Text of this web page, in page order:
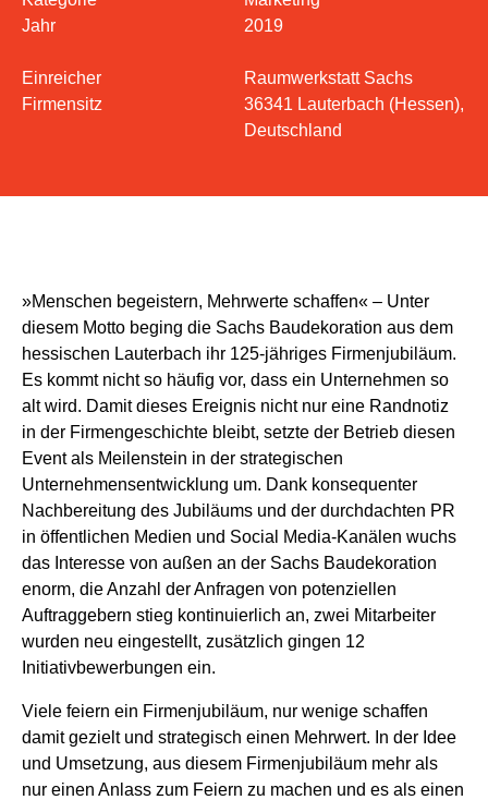
Jahr
2019
Einreicher
Raumwerkstatt Sachs
Firmensitz
36341 Lauterbach (Hessen),
Deutschland
»Menschen begeistern, Mehrwerte schaffen« – Unter
diesem Motto beging die Sachs Baudekoration aus dem
hessischen Lauterbach ihr 125-jähriges Firmenjubiläum.
Es kommt nicht so häufig vor, dass ein Unternehmen so
alt wird. Damit dieses Ereignis nicht nur eine Randnotiz
in der Firmengeschichte bleibt, setzte der Betrieb diesen
Event als Meilenstein in der strategischen
Unternehmensentwicklung um. Dank konsequenter
Nachbereitung des Jubiläums und der durchdachten PR
in öffentlichen Medien und Social Media-Kanälen wuchs
das Interesse von außen an der Sachs Baudekoration
enorm, die Anzahl der Anfragen von potenziellen
Auftraggebern stieg kontinuierlich an, zwei Mitarbeiter
wurden neu eingestellt, zusätzlich gingen 12
Initiativbewerbungen ein.
Viele feiern ein Firmenjubiläum, nur wenige schaffen
damit gezielt und strategisch einen Mehrwert. In der Idee
und Umsetzung, aus diesem Firmenjubiläum mehr als
nur einen Anlass zum Feiern zu machen und es als einen